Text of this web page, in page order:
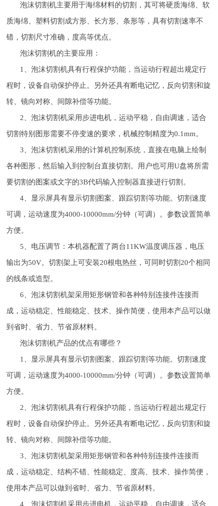
泡沫切割机主要用于海绵材料的切割，其可将硬质海绵、软
质海绵、塑料切割成方形、长方形、条形等，具有切割速率不
错，切割尺寸准确，度高等优点。
泡沫切割机的主要应用：
1、泡沫切割机具有行程保护功能，当运动行程超出规定行
程时，设备自动保护停止。另外还具有断电记忆，反向切割和旋
转、镜向对称、间隙补偿等功能。
2、泡沫切割机采用步进电机，运动平稳，自由调速，适合
切割特别图形需要不停变速的要求，机械控制精度为0.1mm。
3、泡沫切割机采用的计算机控制系统，直接在电脑上绘制
各种图形，然后输入到控制台直接切割。用户也可用U盘将所需
要切割的图案或文字的3B代码输入控制器直接进行切割。
4、显示屏具有显示切割图案、跟踪切割等功能。切割速度
可调，运动速度为4000-10000mm/分钟（可调）。参数设置简单
方便。
5、电压调节：本机器配置了两台11KW温度调压器，电压
输出为50V。切割架上可安装20根电热丝，可同时切割20个相同
的线条或造型。
6、泡沫切割机架采用矩形钢管和各种特别连接件连接而
成，运动稳定、性能稳定、技术、操作简便，使用本产品可以做
到省时、省力、节省原材料。
泡沫切割机产品的优点有哪些？
1、显示屏具有显示切割图案、跟踪切割等功能。切割速度
可调，运动速度为4000-10000mm/分钟（可调）。参数设置简单
方便。
2、泡沫切割机具有行程保护功能，当运动行程超出规定行
程时，设备自动保护停止。另外还具有断电记忆，反向切割和旋
转、镜向对称、间隙补偿等功能。
3、泡沫切割机架采用矩形钢管和各种特别连接件连接而
成，运动稳定、结构不错、性能稳定、度高、技术、操作简便，
使用本产品可以做到省时、省力、节省原材料。
4、泡沫切割机采用步进电机，运动平稳，自由调速，适合